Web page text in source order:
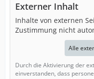
Externer Inhalt
Inhalte von externen
Zustimmung nicht
Alle
Durch die Aktivierung der
einverstanden, dass